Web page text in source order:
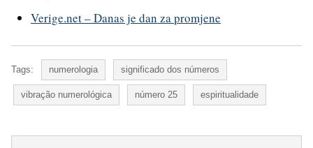
Verige.net – Danas je dan za promjene
Tags: numerologia significado dos números
vibração numerológica número 25 espiritualidade